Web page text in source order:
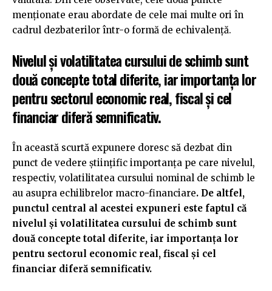
menționate erau abordate de cele mai multe ori în
cadrul dezbaterilor într-o formă de echivalență.
Nivelul și volatilitatea cursului de schimb sunt
două concepte total diferite, iar importanța lor
pentru sectorul economic real, fiscal și cel
financiar diferă semnificativ.
În această scurtă expunere doresc să dezbat din
punct de vedere științific importanța pe care nivelul,
respectiv, volatilitatea cursului nominal de schimb le
au asupra echilibrelor macro-financiare. De altfel,
punctul central al acestei expuneri este faptul că
nivelul și volatilitatea cursului de schimb sunt
două concepte total diferite, iar importanța lor
pentru sectorul economic real, fiscal și cel
financiar diferă semnificativ.